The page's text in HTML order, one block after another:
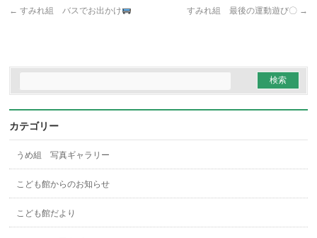
← すみれ組 バスでお出かけ すみれ組 最後の運動遊び〇 →
カテゴリー
うめ組 写真ギャラリー
こども館からのお知らせ
こども館だより